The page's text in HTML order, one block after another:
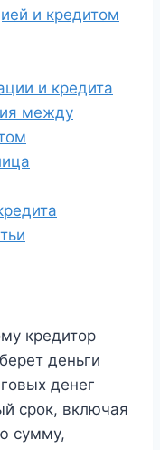
и кредитом
и кредита
между
кредитор
деньги
денег
срок, включая
сумму,